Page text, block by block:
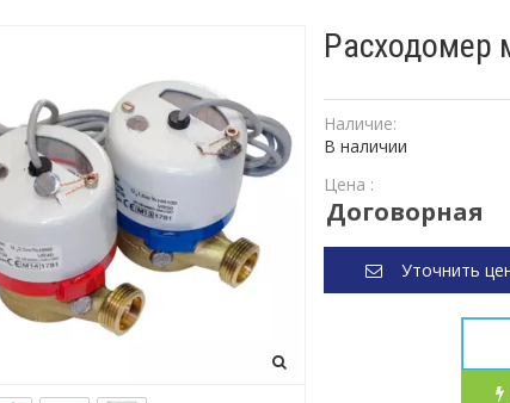
Расходомер
Наличие:
В наличии
Цена :
Договорная
Уточнить